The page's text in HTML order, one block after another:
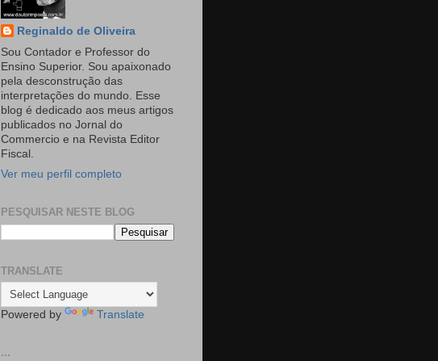
Reginaldo de Oliveira
Sou Contador e Professor do
Ensino Superior. Sou apaixonado
pela desconstrução das
interpretações do mundo. Esse
blog é dedicado aos meus artigos
publicados no Jornal do
Commercio e na Revista Editor
Fiscal.
Ver meu perfil completo
PESQUISAR NESTE BLOG
TRANSLATE
Powered by Translate
...